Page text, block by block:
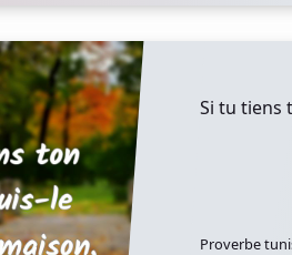
Si tu tiens
Proverbe